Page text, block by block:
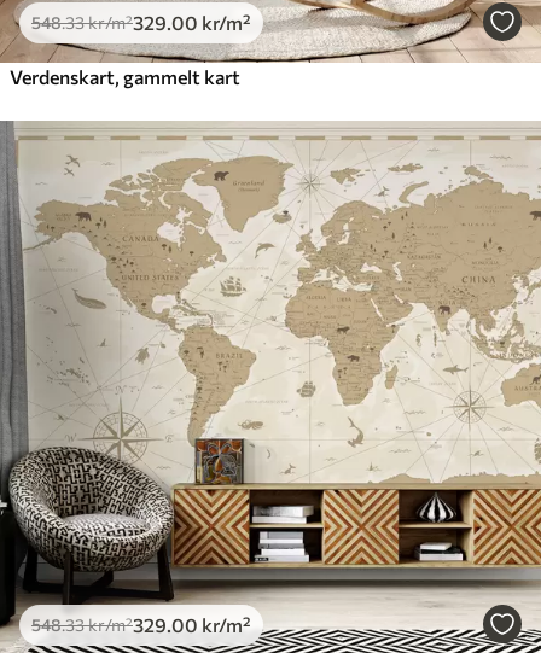
548.33kr/m²329 .00 kr/m²
Verdenskart, gammelt kart
548.33kr/m²329.00 kr/m²